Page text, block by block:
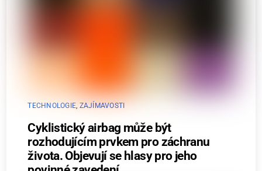
TECHNOLOGIE ZAJÍMAVOSTI
Cyklistický airbag může být
rozhodujícím prvkem pro záchranu
života. Objevují se hlasy pro jeho